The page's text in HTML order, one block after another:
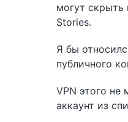
могут скрыть
Stories.
Я бы
публичного
VPN этого не
аккаунт из